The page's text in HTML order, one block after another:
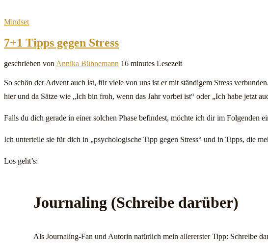
Mindset
7+1 Tipps gegen Stress
geschrieben von Annika Bühnemann 16 minutes Lesezeit
So schön der Advent auch ist, für viele von uns ist er mit ständigem Stress
hier und da Sätze wie „Ich bin froh, wenn das Jahr vorbei ist“ oder „Ich habe jetzt
Falls du dich gerade in einer solchen Phase befindest, möchte ich dir im Folgenden
Ich unterteile sie für dich in „psychologische Tipp gegen Stress“ und in Tipps, die
Los geht’s:
Journaling (Schreibe darüber)
Als Journaling-Fan und Autorin natürlich mein allererster Tipp: Schreibe